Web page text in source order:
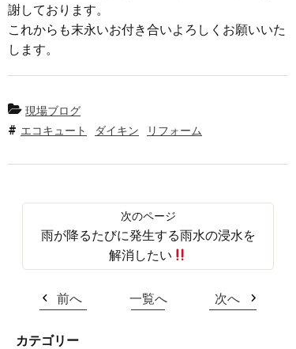
謝しております。
これからも末永いお付き合いよろしくお願いいた
します。
現場ブログ
エコキュート
ダイキン リフォーム
雨が降るたびに発生する雨水の浸水を
解消したい
前へ 一覧へ 次へ
カテゴリー